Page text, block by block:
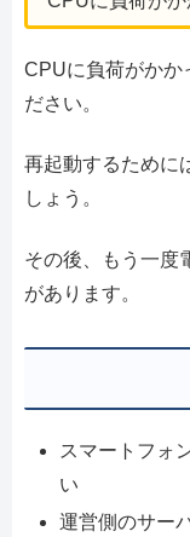
CPUに負荷がかか
ださい。
再起動するために
しょう。
その後、もう一度
があります。
スマートフォ
い
運営側のサー